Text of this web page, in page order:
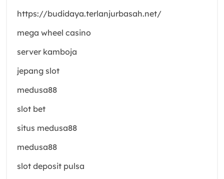
https://budidaya.terlanjurbasah.net/
mega wheel casino
server kamboja
jepang slot
medusa88
slot bet
situs medusa88
medusa88
slot deposit pulsa